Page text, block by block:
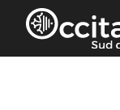
Panneau de